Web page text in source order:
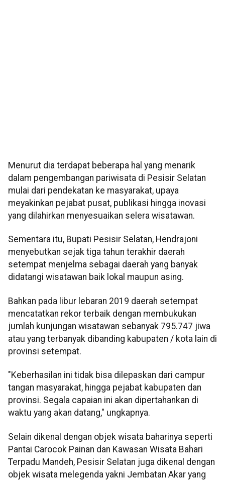
Menurut dia terdapat beberapa hal yang menarik
dalam pengembangan pariwisata di Pesisir Selatan
mulai dari pendekatan ke masyarakat, upaya
meyakinkan pejabat pusat, publikasi hingga inovasi
yang dilahirkan menyesuaikan selera wisatawan.
Sementara itu, Bupati Pesisir Selatan, Hendrajoni
menyebutkan sejak tiga tahun terakhir daerah
setempat menjelma sebagai daerah yang banyak
didatangi wisatawan baik lokal maupun asing.
Bahkan pada libur lebaran 2019 daerah setempat
mencatatkan rekor terbaik dengan membukukan
jumlah kunjungan wisatawan sebanyak 795.747 jiwa
atau yang terbanyak dibanding kabupaten / kota lain di
provinsi setempat.
"Keberhasilan ini tidak bisa dilepaskan dari campur
tangan masyarakat, hingga pejabat kabupaten dan
provinsi. Segala capaian ini akan dipertahankan di
waktu yang akan datang," ungkapnya.
Selain dikenal dengan objek wisata baharinya seperti
Pantai Carocok Painan dan Kawasan Wisata Bahari
Terpadu Mandeh, Pesisir Selatan juga dikenal dengan
objek wisata melegenda yakni Jembatan Akar yang